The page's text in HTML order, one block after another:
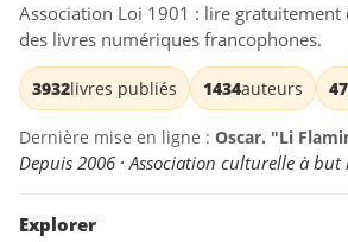
Association Loi 1901 : lire gratuitement
des livres numériques francophones.
3932livres publiés 1434auteurs
Dernière mise en ligne : Oscar. "Li
Depuis 2006 · Association culturelle à
Explorer